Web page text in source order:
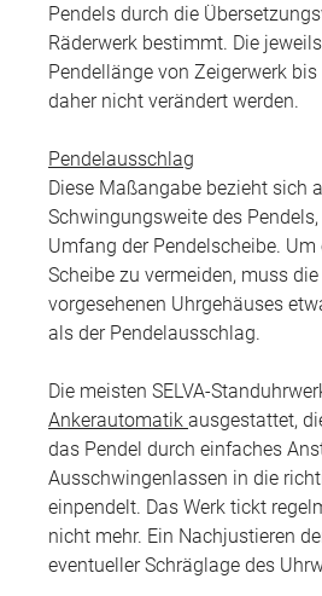
Pendels durch die
Räderwerk bestimmt. Die
Pendellänge von Zeigerwerk
daher nicht verändert werden.
Pendelausschlag
Diese Maßangabe bezieht sich
Schwingungsweite des
Umfang der Pendelscheibe.
Scheibe zu vermeiden, muss
vorgesehenen Uhrgehäuses
als der Pendelausschlag.
Die meisten SELVA-
Ankerautomatik ausgestattet,
das Pendel durch einfaches
Ausschwingenlassen in die
einpendelt. Das Werk tickt
nicht mehr. Ein Nachjustieren
eventueller Schräglage des